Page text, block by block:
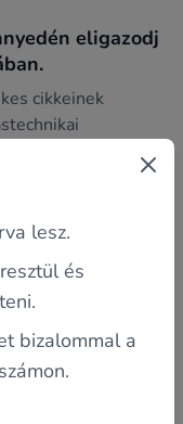
eligazodj
cikkeinek
lesz.
és
bizalommal a